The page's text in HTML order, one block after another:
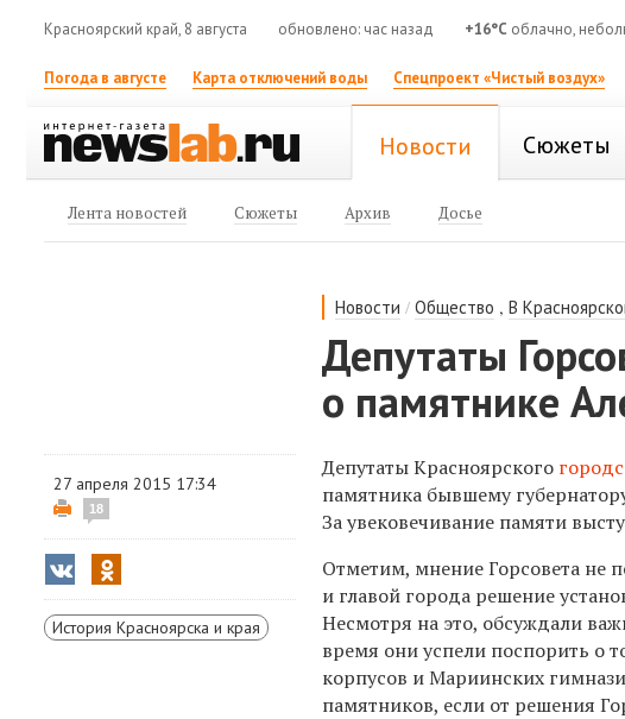
Красноярский край, 8 августа обновлено: час назад +16°C облачно,
Погода в августе Карта отключений воды Спецпроект «Чистый воздух»
Новости Сюжеты
Лента новостей Сюжеты Архив Досье
Новости /Общество ,В
Депутаты
о памятнике
27 апреля 2015 17:34
18
История Красноярска и края
Депутаты Красноярского
памятника бывшему
За увековечивание памяти
Отметим, мнение Горсовета не
и главой города решение
Несмотря на это, обсуждали
время они успели поспорить о
корпусов и Мариинских
памятников, если от решения